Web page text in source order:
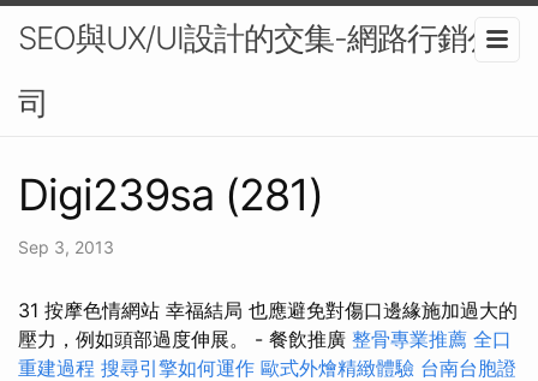
SEO與UX/UI設計的交集-網路行銷公
司
Digi239sa (281)
Sep 3, 2013
31 按摩色情網站 幸福結局 也應避免對傷口邊緣施加過大的
壓力，例如頭部過度伸展。 - 餐飲推廣 整骨專業推薦 全口
重建過程 搜尋引擎如何運作 歐式外燴精緻體驗 台南台胞證